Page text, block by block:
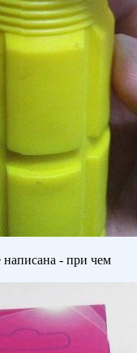
написана - при чем